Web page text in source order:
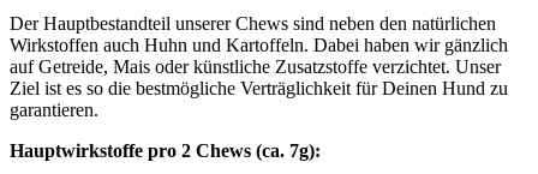
Der Hauptbestandteil unserer Chews sind neben den natürlichen
Wirkstoffen auch Huhn und Kartoffeln. Dabei haben wir gänzlich
auf Getreide, Mais oder künstliche Zusatzstoffe verzichtet. Unser
Ziel ist es so die bestmögliche Verträglichkeit für Deinen Hund zu
garantieren.
Hauptwirkstoffe pro 2 Chews (ca. 7g):